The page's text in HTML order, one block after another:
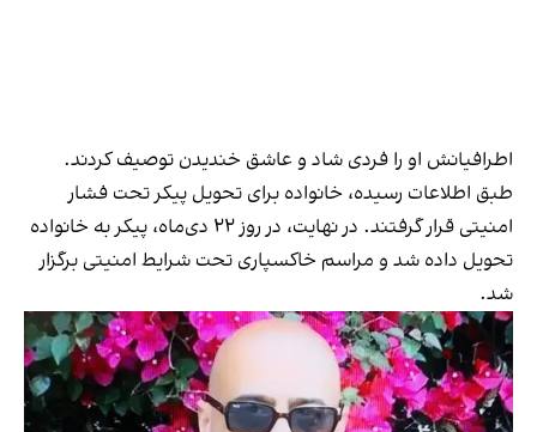
اطرافیانش او را فردی شاد و عاشق خندیدن توصیف کردند.
طبق اطلاعات رسیده، خانواده برای تحویل پیکر تحت فشار
امنیتی قرار گرفتند. در نهایت، در روز ۲۲ دی‌ماه، پیکر به خانواده
تحویل داده شد و مراسم خاکسپاری تحت شرایط امنیتی برگزار
شد.